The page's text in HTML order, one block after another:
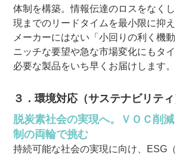
体制を構築。情報伝達のロスをなく
現までのリードタイムを最小限に抑
メーカーにはない「小回りの利く機
ニッチな要望や急な市場変化にもタイ
必要な製品をいち早くお届けします。
３．環境対応（サステナビリティ
脱炭素社会の実現へ。ＶＯＣ削減
制の両輪で挑む
持続可能な社会の実現に向け、ESG